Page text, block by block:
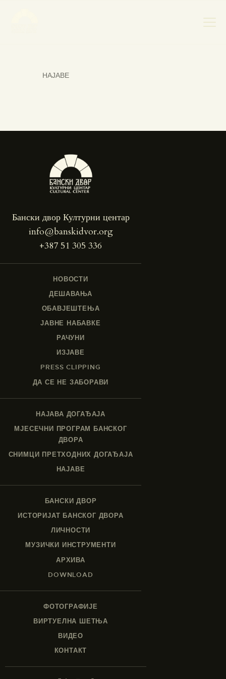
НАСЛОВНА
ВИДЕО
КОНТАКТ
НАЈАВЕ
Бански двор Културни центар
info@banskidvor.org
+387 51 305 336
НОВОСТИ
ДЕШАВАЊА
ОБАВЈЕШТЕЊА
ЈАВНЕ НАБАВКЕ
РАЧУНИ
ИЗЈАВЕ
PRESS CLIPPING
ДА СЕ НЕ ЗАБОРАВИ
НАЈАВА ДОГАЂАЈА
МЈЕСЕЧНИ ПРОГРАМ БАНСКОГ
ДВОРА
СНИМЦИ ПРЕТХОДНИХ ДОГАЂАЈА
НАЈАВЕ
БАНСКИ ДВОР
ИСТОРИЈАТ БАНСКОГ ДВОРА
ЛИЧНОСТИ
МУЗИЧКИ ИНСТРУМЕНТИ
АРХИВА
DOWNLOAD
ФОТОГРАФИЈЕ
ВИРТУЕЛНА ШЕТЊА
ВИДЕО
КОНТАКТ